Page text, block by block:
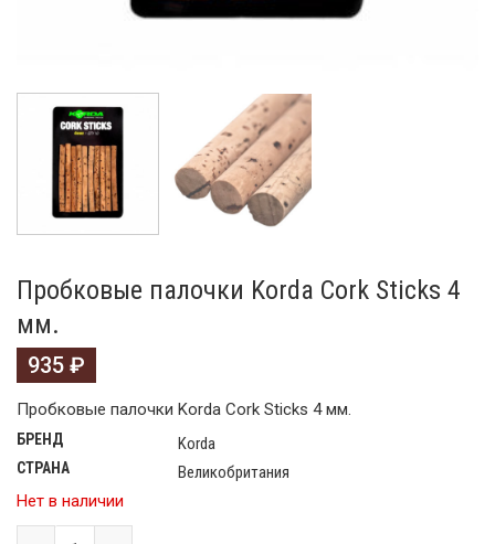
Пробковые палочки Korda Cork Sticks 4
мм.
935 ₽
Пробковые палочки Korda Cork Sticks 4 мм.
БРЕНД Korda
СТРАНА
Великобритания
Нет в наличии